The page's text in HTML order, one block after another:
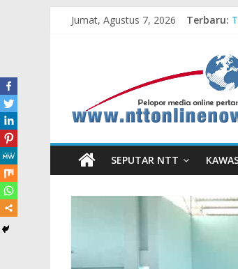
Jumat, Agustus 7, 2026 Terbaru:
SEPUTAR NTT